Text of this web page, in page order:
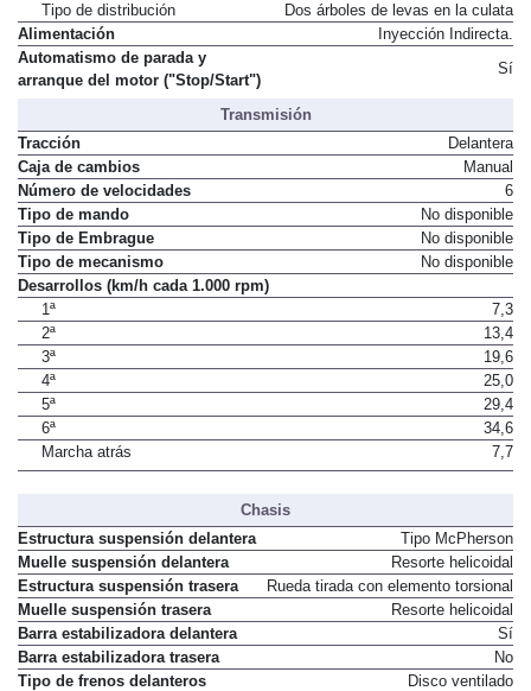
Tipo de distribución
Dos árboles de levas en la culata
Alimentación
Inyección Indirecta.
Automatismo de parada y
arranque del motor ("Stop/Start")
Sí
Transmisión
Tracción
Delantera
Caja de cambios
Manual
Número de velocidades
6
Tipo de mando
No disponible
Tipo de Embrague
No disponible
Tipo de mecanismo
No disponible
Desarrollos (km/h cada 1.000 rpm)
1ª
7,3
2ª
13,4
3ª
19,6
4ª
25,0
5ª
29,4
6ª
34,6
Marcha atrás
7,7
Chasis
Estructura suspensión delantera
Tipo McPherson
Muelle suspensión delantera
Resorte helicoidal
Estructura suspensión trasera
Rueda tirada con elemento torsional
Muelle suspensión trasera
Resorte helicoidal
Barra estabilizadora delantera
Sí
Barra estabilizadora trasera
No
Tipo de frenos delanteros
Disco ventilado